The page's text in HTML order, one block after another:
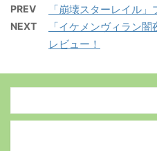
PREV 「崩壊スターレイル
NEXT
「イケメンヴィラン
レビュー！